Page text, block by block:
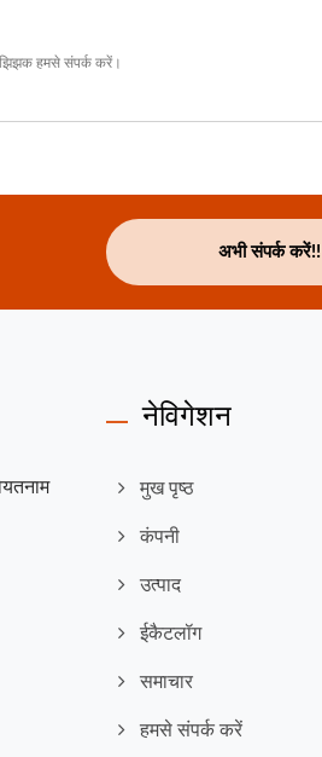
हमसे संपर्क करें।
अभी संपर्क करें!!
नेविगेशन
मुख पृष्ठ
कंपनी
उत्पाद
ईकैटलॉग
समाचार
हमसे संपर्क करें